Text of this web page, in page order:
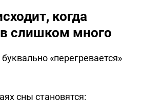
когда
слишком много
«перегревается»
сны становятся: